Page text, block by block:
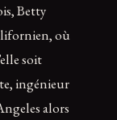
Betty
où
soit
ingénieur
alors